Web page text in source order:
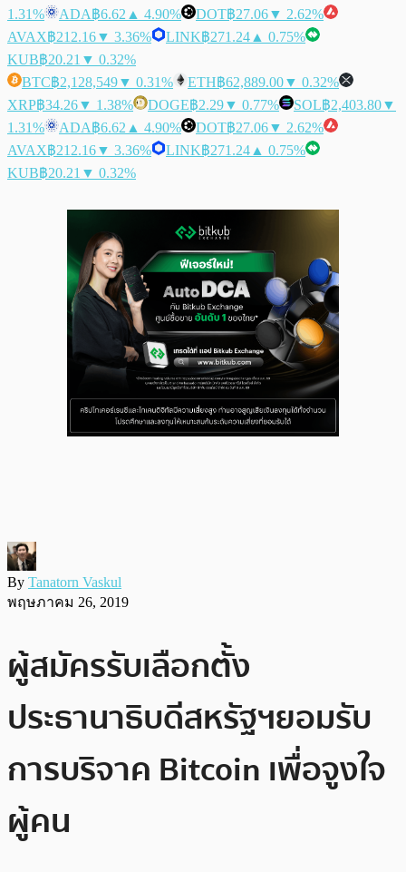
1.31%
ADA฿6.62 ▲ 4.90% DOT฿27.06▼ 2.62%
AVAX฿212.16▼ 3.36% LINK฿271.24 ▲ 0.75%
KUB฿20.21 ▼ 0.32%
BTC฿2,128,549▼ 0.31% ETH฿62,889.00▼ 0.32%
XRP฿34.26▼ 1.38% DOGE฿2.29▼ 0.77% SOL฿2,403.80▼
1.31%
ADA฿6.62 ▲ 4.90% DOT฿27.06▼ 2.62%
AVAX฿212.16▼ 3.36% LINK฿271.24 ▲ 0.75%
KUB฿20.21 ▼ 0.32%
By Tanatorn Vaskul
พฤษภาคม 26, 2019
ผู้สมัครรับเลือกตั้ง
ประธานาธิบดีสหรัฐฯยอมรับ
การบริจาค Bitcoin เพื่อจูงใจ
ผู้คน